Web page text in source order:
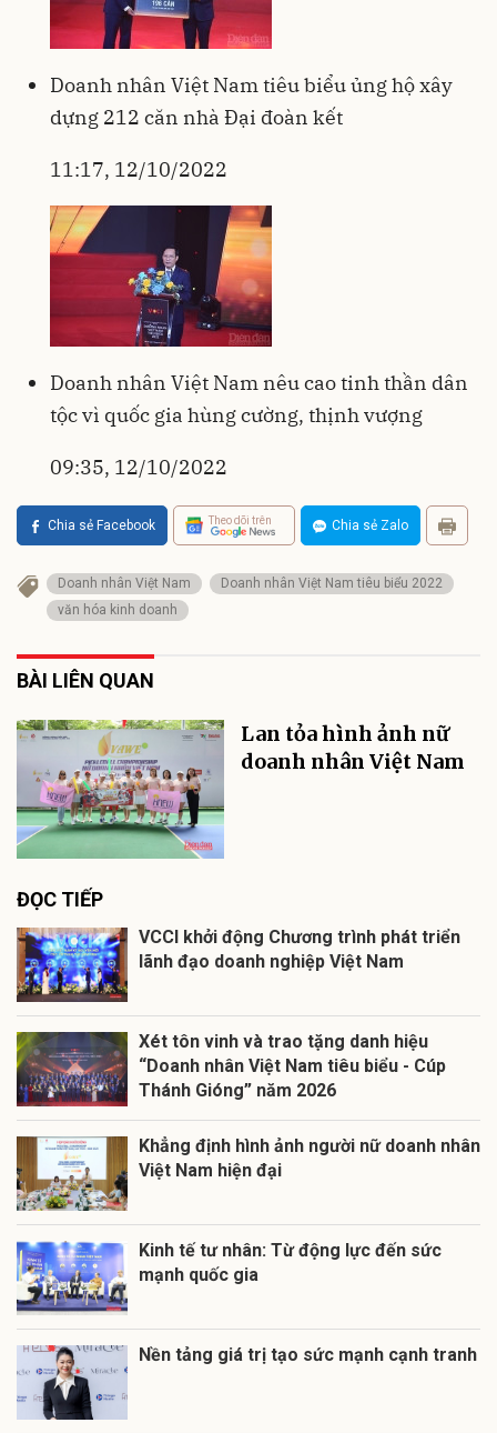
Doanh nhân Việt Nam tiêu biểu ủng hộ xây
dựng 212 căn nhà Đại đoàn kết
11:17, 12/10/2022
Doanh nhân Việt Nam nêu cao tinh thần dân
tộc vì quốc gia hùng cường, thịnh vượng
09:35, 12/10/2022
Chia sẻ Facebook Theo dõi trên Chia sẻ Zalo
Doanh nhân Việt Nam
Doanh nhân Việt Nam tiêu biểu 2022
văn hóa kinh doanh
BÀI LIÊN QUAN
Lan tỏa hình ảnh nữ
doanh nhân Việt Nam
ĐỌC TIẾP
VCCI khởi động Chương trình phát triển
lãnh đạo doanh nghiệp Việt Nam
Xét tôn vinh và trao tặng danh hiệu
“Doanh nhân Việt Nam tiêu biểu - Cúp
Thánh Gióng” năm 2026
Khẳng định hình ảnh người nữ doanh nhân
Việt Nam hiện đại
Kinh tế tư nhân: Từ động lực đến sức
mạnh quốc gia
Nền tảng giá trị tạo sức mạnh cạnh tranh